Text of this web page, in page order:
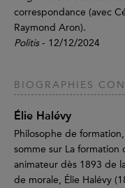
correspondance (avec
Raymond Aron).
Politis- 12/12/2024
BIOGRAPHIES
Élie Halévy
Philosophe de
somme sur La
animateur dès 1893 de
de morale, Élie Halévy